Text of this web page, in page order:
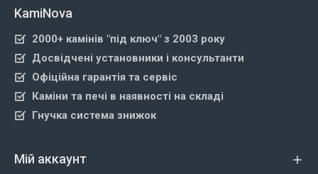
KamiNova
2000+ камінів "під ключ" з 2003 року
Досвідчені установники і консультанти
Офіційна гарантія та сервіс
Каміни та печі в наявності на складі
Гнучка система знижок
Мій аккаунт